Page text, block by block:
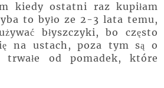
kiedy ostatni raz kupiłam
to było ze 2-3 lata temu,
błyszczyki, bo często
na ustach, poza tym są o
od pomadek, które